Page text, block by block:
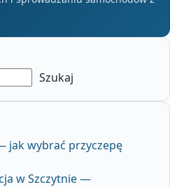
Szukaj
jak wybrać przyczepę
w Szczytnie —